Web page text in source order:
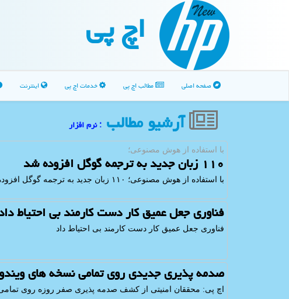
اچ پی
صفحه اصلی مطالب اچ پی خدمات اچ پی اینترنت
آرشیو مطالب : نرم افزار
با استفاده از هوش مصنوعی؛
۱۱۰ زبان جدید به ترجمه گوگل افزوده شد
با استفاده از هوش مصنوعی؛ ۱۱۰ زبان جدید به ترجمه گوگل افزوده شد
فناوری جعل عمیق کار دست کارمند بی احتیاط
فناوری جعل عمیق کار دست کارمند بی احتیاط داد
صدمه پذیری جدیدی روی تمامی نسخه های
اچ پی: محققان امنیتی از كشف صدمه پذیری صفر روزه روی